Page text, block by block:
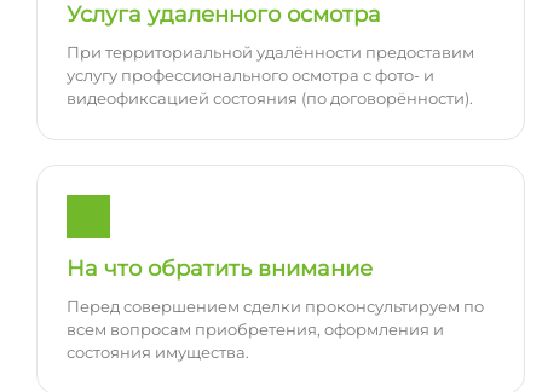
Услуга удаленного осмотра
При территориальной удалённости предоставим
услугу профессионального осмотра с фото- и
видеофиксацией состояния (по договорённости).
На что обратить внимание
Перед совершением сделки проконсультируем по
всем вопросам приобретения, оформления и
состояния имущества.